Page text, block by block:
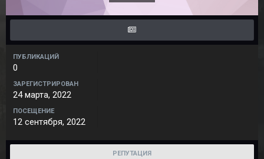
ПУБЛИКАЦИЙ
0
ЗАРЕГИСТРИРОВАН
24 марта, 2022
ПОСЕЩЕНИЕ
12 сентября, 2022
РЕПУТАЦИЯ